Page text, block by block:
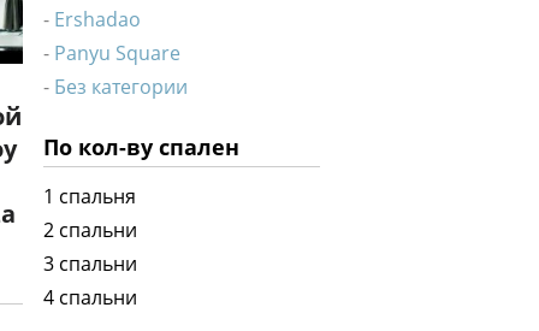
Ershadao
Panyu Square
Без категории
По кол-ву спален
1 спальня
2 спальни
3 спальни
4 спальни